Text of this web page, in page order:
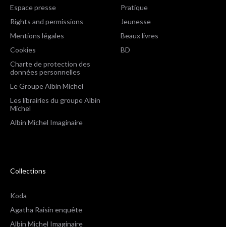
Espace presse
Rights and permissions
Mentions légales
Cookies
Charte de protection des
données personnelles
Le Groupe Albin Michel
Les librairies du groupe Albin
Michel
Albin Michel Imaginaire
Pratique
Jeunesse
Beaux livres
BD
Collections
Koda
Agatha Raisin enquête
Albin Michel Imaginaire